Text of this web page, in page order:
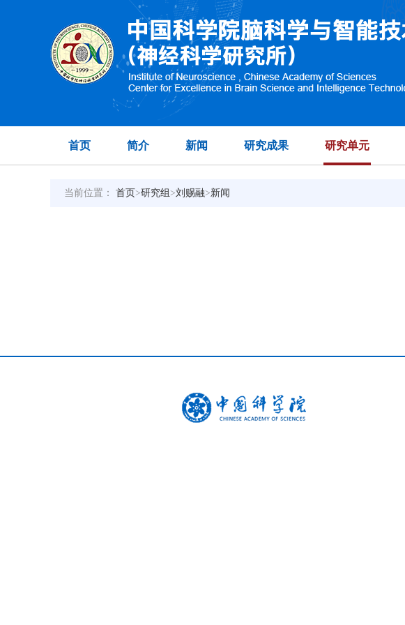
首页 简介 新闻 研究成果 研究单元
当前位置： 首页>研究组 >刘赐融>新闻